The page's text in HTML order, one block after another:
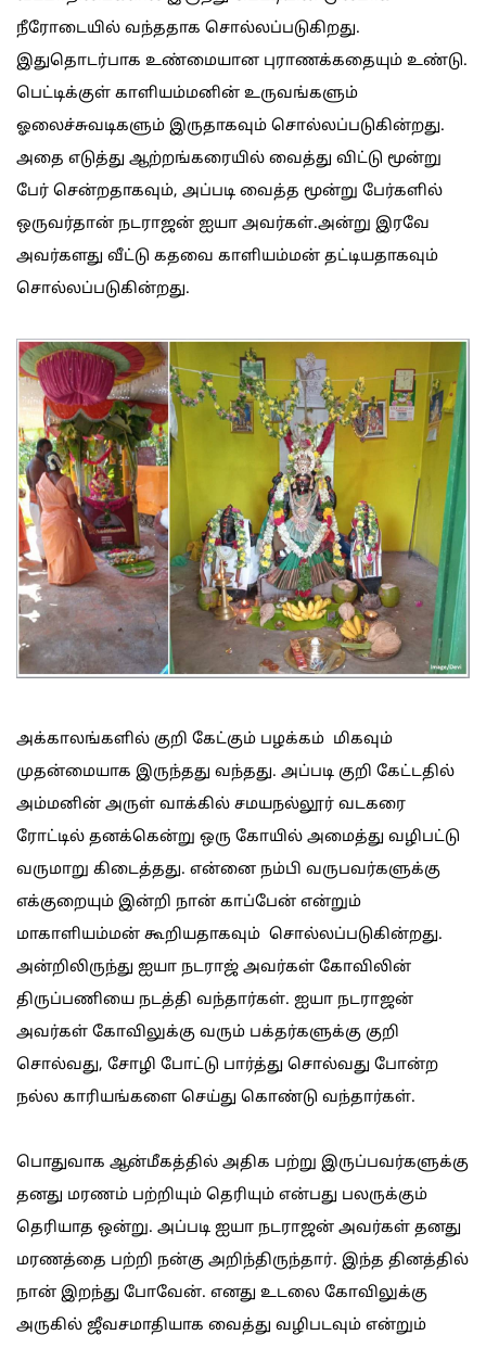
நீரோடையில் வந்ததாக சொல்லப்படுகிறது.
இதுதொடர்பாக உண்மையான புராணக்கதையும் உண்டு.
பெட்டிக்குள் காளியம்மனின் உருவங்களும்
ஓலைச்சுவடிகளும் இருதாகவும் சொல்லப்படுகின்றது.
அதை எடுத்து ஆற்றங்கரையில் வைத்து விட்டு மூன்று
பேர் சென்றதாகவும், அப்படி வைத்த மூன்று பேர்களில்
ஒருவர்தான் நடராஜன் ஐயா அவர்கள்.அன்று இரவே
அவர்களது வீட்டு கதவை காளியம்மன் தட்டியதாகவும்
சொல்லப்படுகின்றது.
அக்காலங்களில் குறி கேட்கும் பழக்கம் மிகவும்
முதன்மையாக இருந்தது வந்தது. அப்படி குறி கேட்டதில்
அம்மனின் அருள் வாக்கில் சமயநல்லூர் வடகரை
ரோட்டில் தனக்கென்று ஒரு கோயில் அமைத்து வழிபட்டு
வருமாறு கிடைத்தது. என்னை நம்பி வருபவர்களுக்கு
எக்குறையும் இன்றி நான் காப்பேன் என்றும்
மாகாளியம்மன் கூறியதாகவும் சொல்லப்படுகின்றது.
அன்றிலிருந்து ஐயா நடராஜ் அவர்கள் கோவிலின்
திருப்பணியை நடத்தி வந்தார்கள். ஐயா நடராஜன்
அவர்கள் கோவிலுக்கு வரும் பக்தர்களுக்கு குறி
சொல்வது, சோழி போட்டு பார்த்து சொல்வது போன்ற
நல்ல காரியங்களை செய்து கொண்டு வந்தார்கள்.
பொதுவாக ஆன்மீகத்தில் அதிக பற்று இருப்பவர்களுக்கு
தனது மரணம் பற்றியும் தெரியும் என்பது பலருக்கும்
தெரியாத ஒன்று. அப்படி ஐயா நடராஜன் அவர்கள் தனது
மரணத்தை பற்றி நன்கு அறிந்திருந்தார். இந்த தினத்தில்
நான் இறந்து போவேன். எனது உடலை கோவிலுக்கு
அருகில் ஜீவசமாதியாக வைத்து வழிபடவும் என்றும்